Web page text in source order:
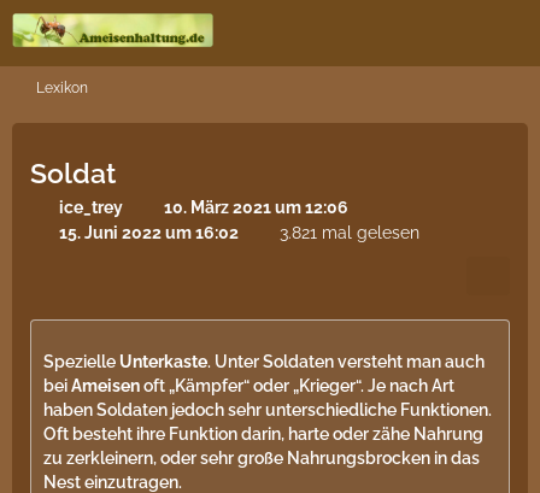
Lexikon
Soldat
ice_trey
10. März 2021 um 12:06
15. Juni 2022 um 16:02
3.821 mal gelesen
Spezielle Unterkaste. Unter Soldaten versteht man auch
beiAmeisenoft „Kämpfer“ oder „Krieger“. Je nach Art
haben Soldaten jedoch sehr unterschiedliche Funktionen.
Oft besteht ihre Funktion darin, harte oder zähe Nahrung
zu zerkleinern, oder sehr große Nahrungsbrocken in das
Nest einzutragen.